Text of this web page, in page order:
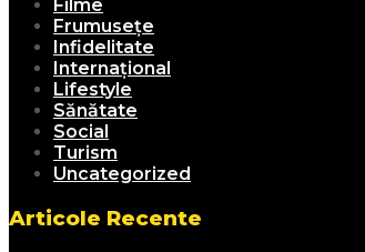
Filme
Frumusețe
Infidelitate
Internațional
Lifestyle
Sănătate
Social
Turism
Uncategorized
Articole Recente